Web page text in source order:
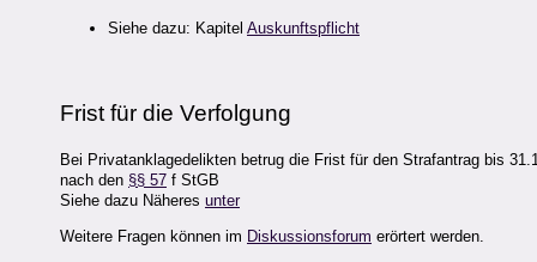
Siehe dazu: Kapitel Auskunftspflicht
Frist für die Verfolgung
Bei Privatanklagedelikten betrug die Frist für den Strafantrag bis
nach den §§ 57 f StGB
Siehe dazu Näheres unter
Weitere Fragen können im Diskussionsforum erörtert werden.